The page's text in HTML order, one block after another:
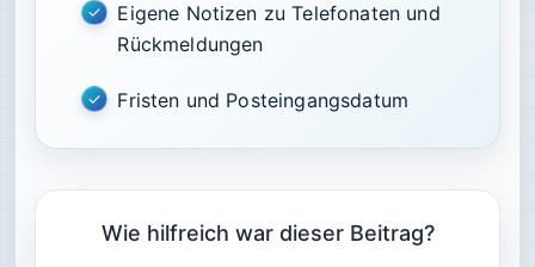
Eigene Notizen zu Telefonaten und
Rückmeldungen
Fristen und Posteingangsdatum
Wie hilfreich war dieser Beitrag?